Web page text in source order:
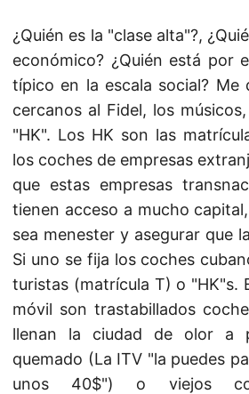
¿Quién es la "clase alta"?,
económico? ¿Quién está por
típico en la escala social? Me
cercanos al Fidel, los
"HK". Los HK son las
los coches de empresas
que estas empresas
tienen acceso a mucho
sea menester y asegurar que
Si uno se fija los coches
turistas (matrícula T) o "HK"s.
móvil son trastabillados
llenan la ciudad de olor a
quemado (La ITV "la puedes
unos 40$") o viejos